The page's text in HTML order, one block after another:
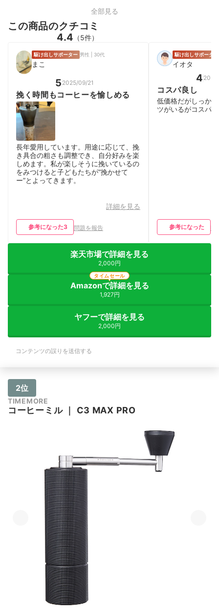
全部見る
この商品のクチコミ
4.4 （5件）
駆け出しサポーター 男性 | 30代
まこ
5 2025/09/21
挽く時間もコーヒーを愉しめる
長年愛用しています。用途に応じて、挽
き具合の粗さも調整でき、自分好みを楽
しめます。私が楽しそうに挽いているの
をみつけると子どもたちが“挽かせて
ー”とよってきます。
詳細を見る
参考になった3 問題を報告
駆け出しサポーター
イオタ
4
コスパ良し
低価格だがしっか
ツがいるがコスパ
参考になった
楽天市場で詳細を見る
2,000円
Amazonで詳細を見る
1,927円
タイムセール
ヤフーで詳細を見る
2,000円
コンテンツの誤りを送信する
2位
TIMEMORE
コーヒーミル｜ ‎C3 MAX PRO